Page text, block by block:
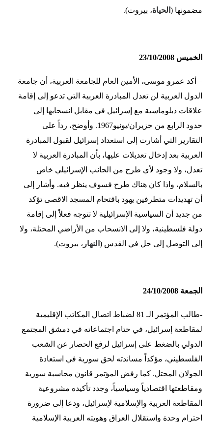
مضمونها ( الحياة، بيروت).
الخميس 23/10/2008
– أكد عمرو موسى، الأمين العام للجامعة العربية، أن جامعة
الدول العربية لن تعدل المبادرة العربية التي تدعو إلى إقامة
علاقات دبلوماسية مع إسرائيل في مقابل انسحابها إلى
حدود الرابع من حزيران/يونيو1967. وأوضح، رداً على
التقارير التي أشارت إلى استعداد إسرائيل لقبول المبادرة
العربية بعد إدخال تعديلات عليها، بأن المبادرة العربية لا
تعدل، ولا وجود لأي طرح من الجانب الإسرائيلي خاص
بالسلام، واذا كان هناك طرح فسوف ينظر فيه. وأشار إلى
أن تهديدات متطرفين يهود باقتحام المسجد الاقصى تؤكد
من جديد أن السياسية الإسرائيلية لا تتوجه فعلاً إلى إقامة
دولة فلسطينية، ولا إلى الانسحاب من الأراضي المحتلة، ولا
إلى التوصل إلى حل في القدس ( النهار ، بيروت).
الجمعة 24/10/2008
-طالب المؤتمر الـ 81 لضباط اتصال المكاتب الإقليمية
لمقاطعة إسرائيل، في ختام اجتماعاته في دمشق المجتمع
الدولي بالضغط على إسرائيل لرفع الحصار عن الشعب
الفلسطيني، مؤكداً مساندته لحق سورية في استعادة
الجولان المحتل. كما رفض المؤتمر قانون محاسبة سورية
ومقاطعتها اقتصادياً وسياسياً، وجدد تأكيده مشروعية
المقاطعة العربية والإسلامية لإسرائيل، ودعا إلى ضرورة
احترام وحدة واستقلال العراق وهويته العربية الإسلامية